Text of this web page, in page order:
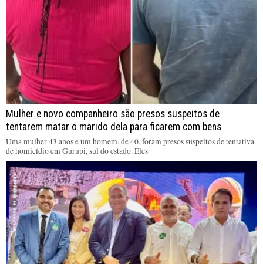
Mulher e novo companheiro são presos suspeitos de
tentarem matar o marido dela para ficarem com bens
Uma mulher 43 anos e um homem, de 40, foram presos suspeitos de tentativa
de homicídio em Gurupi, sul do estado. Eles